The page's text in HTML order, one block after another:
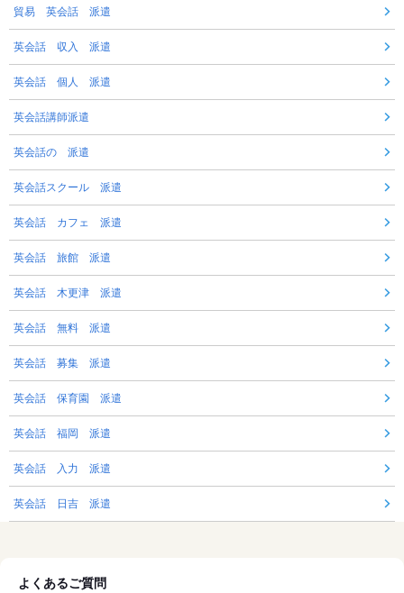
貿易 英会話 派遣
英会話 収入 派遣
英会話 個人 派遣
英会話講師派遣
英会話の 派遣
英会話スクール 派遣
英会話 カフェ 派遣
英会話 旅館 派遣
英会話 木更津 派遣
英会話 無料 派遣
英会話 募集 派遣
英会話 保育園 派遣
英会話 福岡 派遣
英会話 入力 派遣
英会話 日吉 派遣
よくあるご質問